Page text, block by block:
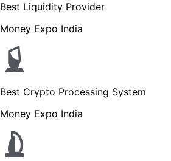
Best Liquidity Provider
Money Expo India
Best Crypto Processing System
Money Expo India